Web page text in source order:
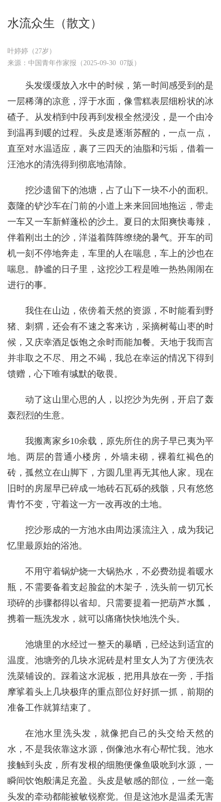
水流众生（散文）
叶婷婷（27岁）
来源：中国青年作家报（2025-09-30 07版）
头发缓缓放入水中的时候，第一时间感受到的是
一层稀薄的凉意，浮于水面，像雪糕表层细粉状的冰
碴子。从发梢到中段再到发根全然浸没，是一个由冷
到温再到暖的过程。头皮是逐渐苏醒的，一点一点，
直至对水温适应，裹了三四天的油脂和污垢，借着一
汪池水的清洗得到彻底地清除。
挖沙遗留下的池塘，占了山下一块不小的面积。
轰隆的铲沙车在门前的小道上来来回回地拖运，带走
一车又一车新鲜蓬松的沙土。夏日的太阳爽快毒辣，
伴着刚出土的沙，洋溢着阵阵缭绕的暑气。开车的司
机一刻不停地奔走，车里的人在喘息，车上的沙也在
喘息。静谧的日子里，这挖沙工程是唯一热热闹闹在
进行的事。
我住在山边，依傍着天然的资源，不时能看到野
猪、刺猬，还会有不速之客来访，采摘树莓山枣的时
候，又庆幸酒足饭饱之余时而能加餐。天地于我而言
并非取之不尽、用之不竭，我总在幸运的情况下得到
馈赠，心下唯有缄默的敬畏。
动了这山里心思的人，以挖沙为先例，开启了轰
轰烈烈的生意。
我搬离家乡10余载，原先所住的房子早已夷为平
地。两层的普通小楼房，外墙未砌，裸着红褐色的
砖，孤然立在山脚下，方圆几里再无其他人家。现在
旧时的房屋早已碎成一地砖石瓦砾的残骸，只有悠悠
青竹不变，守着这一方一改再改的土地。
挖沙形成的一方池水由周边溪流注入，成为我记
忆里最原始的浴池。
不用守着锅炉烧一大锅热水，不必费劲提着暖水
瓶，不需要备着支起脸盆的木架子，洗头前一切冗长
琐碎的步骤都得以省却。只需要提着一把葫芦水瓢，
携着一瓶洗发水，就可以痛痛快快地洗个头。
池塘里的水经过一整天的暴晒，已经达到适宜的
温度。池塘旁的几块水泥砖是村里女人为了方便洗衣
洗菜铺设的。踩着这水泥板，把用具放在一旁，手指
摩挲着头上几块极痒的重点部位好好抓一抓，前期的
准备工作就算结束了。
在池水里洗头发，就像把自己的头交给天然的
水，不是我依靠这水源，倒像池水有心帮忙我。池水
接触到头皮，所有发根的细胞便像鱼吸吮到水源，一
瞬间饮饱般满足充盈。头皮是敏感的部位，一丝一毫
头发的牵动都能被敏锐察觉。但是这池水是温柔无害